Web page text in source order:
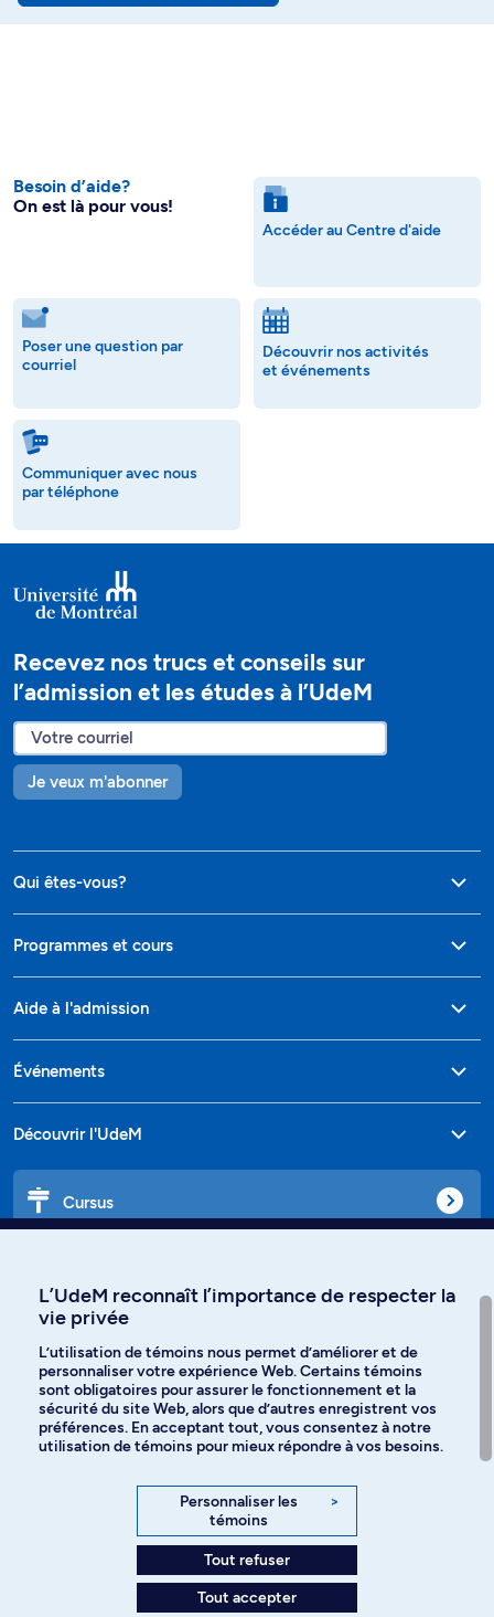
Besoin d’aide?
On est là pour vous!
Accéder au Centre d'aide
Poser une question par
courriel
Découvrir nos activités
et événements
Communiquer avec nous
par téléphone
Recevez nos trucs et conseils sur
l’admission et les études à l’UdeM
Je veux m'abonner
Qui êtes-vous?
Programmes et cours
Aide à l'admission
Événements
Découvrir l'UdeM
Cursus
Langues
Facebook Instagram
YouTube
L’UdeM reconnaît l’importance de respecter la
vie privée
L’utilisation de témoins nous permet d’améliorer et de
personnaliser votre expérience Web. Certains témoins
sont obligatoires pour assurer le fonctionnement et la
sécurité du site Web, alors que d’autres enregistrent vos
préférences. En acceptant tout, vous consentez à notre
utilisation de témoins pour mieux répondre à vos besoins.
Personnaliser les
témoins
>
Tout refuser
Tout accepter